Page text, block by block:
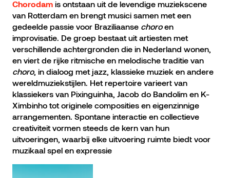
Chorodam is ontstaan uit de levendige muziekscene
van Rotterdam en brengt musici samen met een
gedeelde passie voor Braziliaanse choroen
improvisatie. De groep bestaat uit artiesten met
verschillende achtergronden die in Nederland wonen,
en viert de rijke ritmische en melodische traditie van
choro, in dialoog met jazz, klassieke muziek en andere
wereldmuziekstijlen. Het repertoire varieert van
klassiekers van Pixinguinha, Jacob do Bandolim en K-
Ximbinho tot originele composities en eigenzinnige
arrangementen. Spontane interactie en collectieve
creativiteit vormen steeds de kern van hun
uitvoeringen, waarbij elke uitvoering ruimte biedt voor
muzikaal spel en expressie